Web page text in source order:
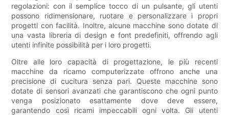
regolazioni: con il semplice tocco di un pulsante, gli utenti
possono ridimensionare, ruotare e personalizzare i propri
progetti con facilità. Inoltre, alcune macchine sono dotate di
una vasta libreria di design e font predefiniti, offrendo agli
utenti infinite possibilità per i loro progetti.
Oltre alle loro capacità di progettazione, le più recenti
macchine da ricamo computerizzate offrono anche una
precisione di cucitura senza pari. Queste macchine sono
dotate di sensori avanzati che garantiscono che ogni punto
venga posizionato esattamente dove deve essere,
garantendo così ricami impeccabili ogni volta. Gli utenti